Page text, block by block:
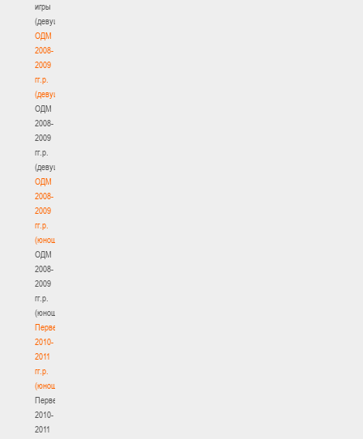
игры
(девушки)
ОДМ
2008-
2009
гг.р.
(девушки)
ОДМ
2008-
2009
гг.р.
(девушки)
ОДМ
2008-
2009
гг.р.
(юноши)
ОДМ
2008-
2009
гг.р.
(юноши)
Первенство
2010-
2011
гг.р.
(юноши)
Первенство
2010-
2011